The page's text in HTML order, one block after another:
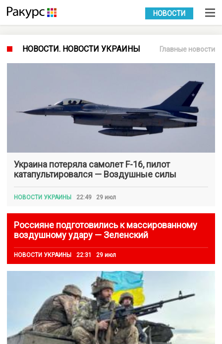
УКР РУС
НОВОСТИ
НОВОСТИ. НОВОСТИ УКРАИНЫ Главные новости
Украина потеряла самолет F-16, пилот
катапультировался — Воздушные силы
НОВОСТИ УКРАИНЫ 22:49 29 июл
Россияне подготовились к массированному
воздушному удару — Зеленский
НОВОСТИ УКРАИНЫ 22:31 29 июл